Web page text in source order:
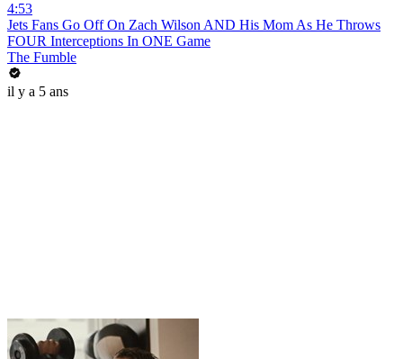
4:53
Jets Fans Go Off On Zach Wilson AND His Mom As He Throws
FOUR Interceptions In ONE Game
The Fumble
il y a 5 ans